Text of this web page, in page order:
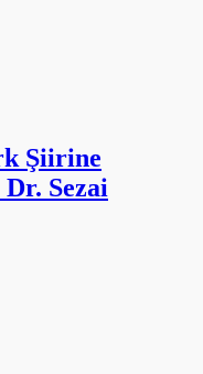
Şiirine
Dr. Sezai